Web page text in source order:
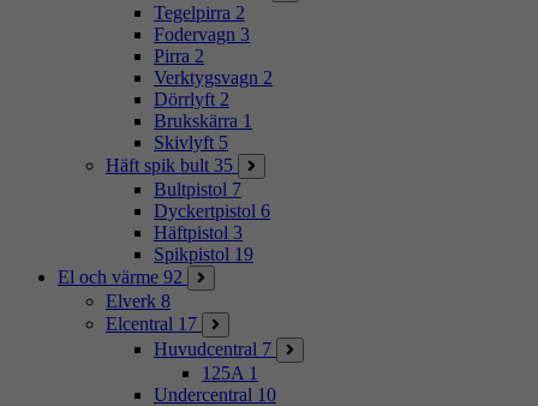
Tegelpirra 2
Fodervagn 3
Pirra 2
Verktygsvagn 2
Dörrlyft 2
Brukskärra 1
Skivlyft 5
Häft spik bult 35
Bultpistol 7
Dyckertpistol 6
Häftpistol 3
Spikpistol 19
El och värme 92
Elverk 8
Elcentral 17
Huvudcentral 7
125A 1
Undercentral 10